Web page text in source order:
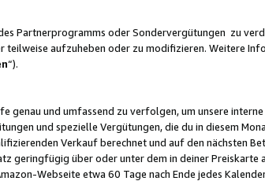
Partnerprogramms oder Sondervergütungen zu
teilweise aufzuheben oder zu modifizieren. Weitere
“).
und umfassend zu verfolgen, um unsere
und spezielle Vergütungen, die du in diesem
Verkauf berechnet und auf den nächsten
geringfügig über oder unter dem in deiner Preiskarte
Webseite etwa 60 Tage nach Ende jedes